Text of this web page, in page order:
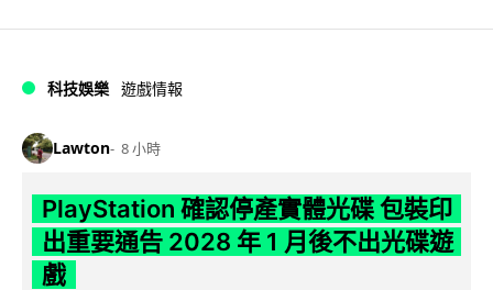
科技娛樂 遊戲情報
Lawton 8 小時
PlayStation 確認停產實體光碟 包裝印
出重要通告 2028 年 1 月後不出光碟遊
戲